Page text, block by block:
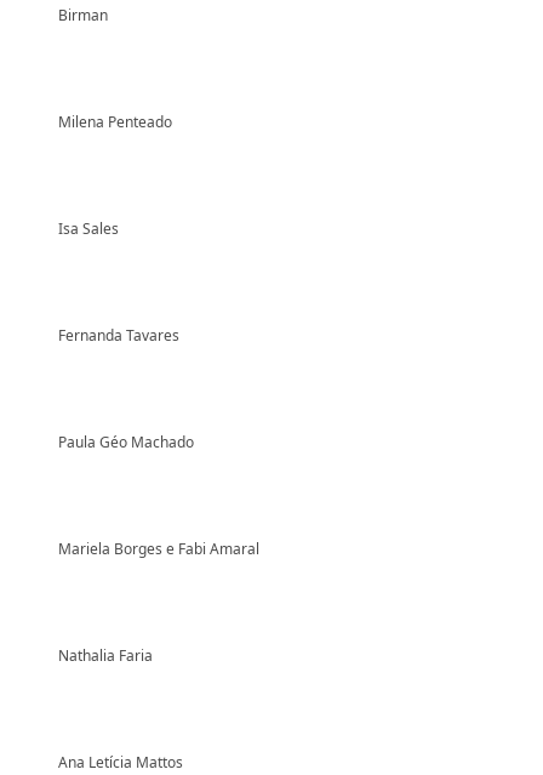
Birman
Milena Penteado
Isa Sales
Fernanda Tavares
Paula Géo Machado
Mariela Borges e Fabi Amaral
Nathalia Faria
Ana Letícia Mattos